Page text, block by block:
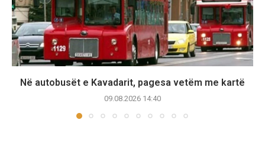
Në autobusët e Kavadarit, pagesa vetëm me kartë
09.08.2026 14:40